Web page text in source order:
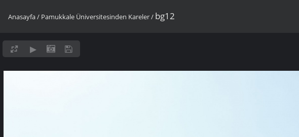
Anasayfa/ Pamukkale Üniversitesinden Kareler/ bg12